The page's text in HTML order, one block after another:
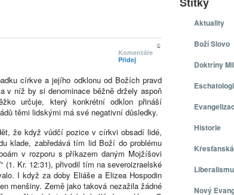
Komentáře
Přidej
0
církve a jejího odklonu od Božích pravd
v níž by si denominace běžně držely aspoň
určuje, který konkrétní odklon přináší
těmi lidskými má své negativní důsledky.
že když vůdčí pozice v církvi obsadí lidé,
klade, zabředává tím lid Boží do problému
v rozporu s příkazem daným Mojžíšovi
“ (1. Kr. 12:31), přivodil tím na severoizraelské
I když za doby Eliáše a Elizea Hospodin
menšiny. Země jako taková nezažila žádné
Aktuality
Boží Slovo
Doktríny
Historie
Nový